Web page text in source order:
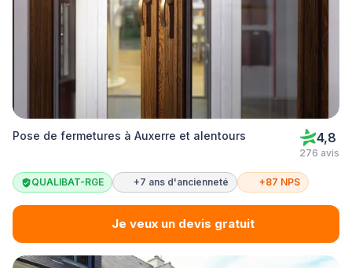
Pose de fermetures à Auxerre et alentours 4,8
276 avis
QUALIBAT-RGE +7 ans d'ancienneté +87 NPS
Je veux un devis gratuit